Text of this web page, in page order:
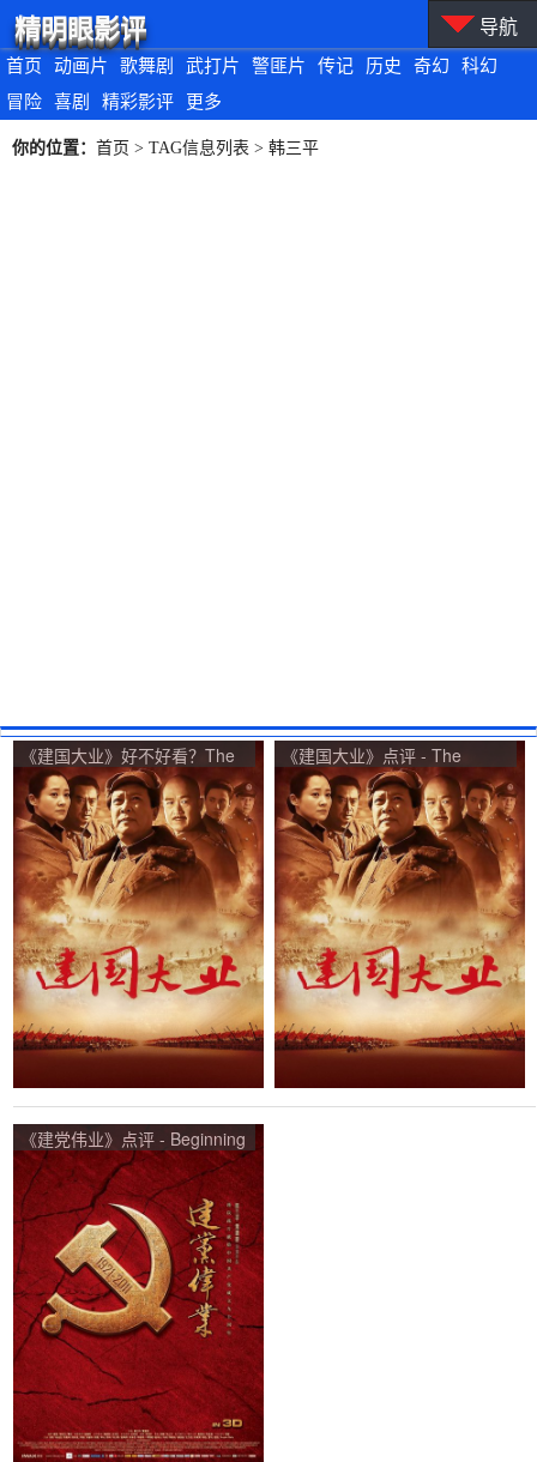
首页 动画片 歌舞剧 武打片 警匪片 传记 历史 奇幻
科幻
冒险
喜剧 精彩影评 更多
精明眼影评 导航
你的位置： 首页 > TAG信息列表 > 韩三平
《建国大业》好不好看？The
Founding of A Republic观众
点评及剧本
《建国大业》点评 - The
Founding of A Republic网友
评价
《建党伟业》点评 - Beginning
of The Great Revival网友评价